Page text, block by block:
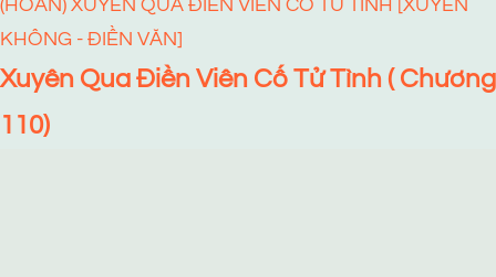
(HOÀN) XUYÊN QUA ĐIỀN VIÊN CỐ TỬ TÌNH [XUYÊN
KHÔNG - ĐIỀN VĂN]
Xuyên Qua Điền Viên Cố Tử Tình ( Chương
110)